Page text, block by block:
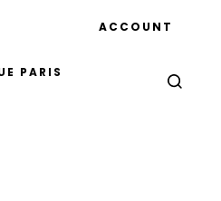
PARIS
ACCOUNT